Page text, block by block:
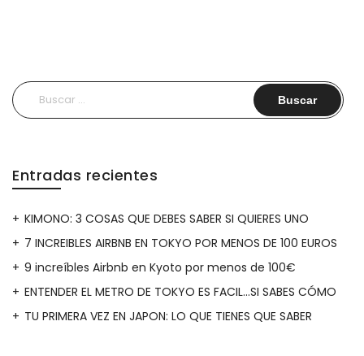
Buscar:
Entradas recientes
KIMONO: 3 COSAS QUE DEBES SABER SI QUIERES UNO
7 INCREIBLES AIRBNB EN TOKYO POR MENOS DE 100 EUROS
9 increíbles Airbnb en Kyoto por menos de 100€
ENTENDER EL METRO DE TOKYO ES FACIL…SI SABES CÓMO
TU PRIMERA VEZ EN JAPON: LO QUE TIENES QUE SABER